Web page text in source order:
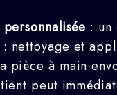
: un
: nettoyage et
pièce à main
peut